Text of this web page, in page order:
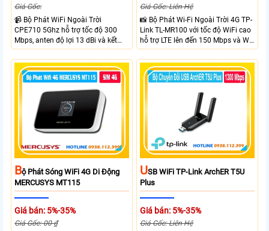
Giá Gốc:
📹 Bộ Phát WiFi Ngoài Trời
CPE710 5Ghz hỗ trợ tốc độ 300
Mbps, anten độ lợi 13 dBi và kết
nối đường dài trên 10 km trong
điều kiện phù hợp. Trang bị cổng
Ethernet Shielded 10/100 Mbps, hỗ
trợ PoE Passive, MAXtream TDMA,
quản lý tập trung và phân tích
quang phổ. Chuẩn IPX5 giúp tăng
khả năng chống chịu thời tiết.
Giá Gốc: Liên Hệ
📸 Bộ Phát Wi-Fi Ngoài Trời 4G TP-
Link TL-MR100 với tốc độ WiFi cao
hỗ trợ LTE lên đến 150 Mbps và Wi-
Fi 2.4 GHz lên đến 300 Mbps với
thiết kế với vỏ chống chịu thời tiết
chuẩn IP65, chống sét ±6kV và
chống tĩnh điện ±15kV
BỘ Phát Sóng WiFi 4G Di Động
MERCUSYS MT115
Giá bán: 5%-35%
Giá Gốc: 00 ₫
USB WiFi TP-Link ArchER T5U
Plus
Giá bán: 5%-35%
Giá Gốc: Liên Hệ